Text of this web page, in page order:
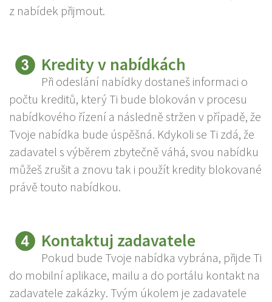
z nabídek přijmout.
Kredity v nabídkách
Při odeslání nabídky dostaneš informaci o
počtu kreditů, který Ti bude blokován v procesu
nabídkového řízení a následně stržen v případě, že
Tvoje nabídka bude úspěšná. Kdykoli se Ti zdá, že
zadavatel s výběrem zbytečně váhá, svou nabídku
můžeš zrušit a znovu tak i použít kredity blokované
právě touto nabídkou.
Kontaktuj zadavatele
Pokud bude Tvoje nabídka vybrána, přijde Ti
do mobilní aplikace, mailu a do portálu kontakt na
zadavatele zakázky. Tvým úkolem je zadavatele